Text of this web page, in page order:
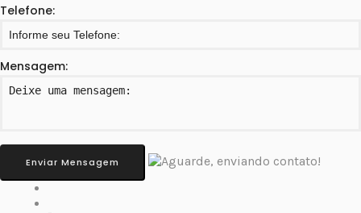
Telefone:
Mensagem:
Enviar Mensagem